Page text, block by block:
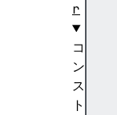
r
コ
ン
ス
ト